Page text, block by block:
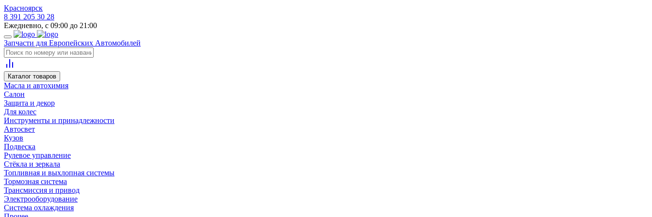
Красноярск
8 391 205 30 28
Ежедневно, с 09:00 до 21:00
Запчасти для Европейских Автомобилей
Каталог товаров
Масла и автохимия
Салон
Защита и декор
Для колес
Инструменты и принадлежности
Автосвет
Кузов
Подвеска
Рулевое управление
Стёкла и зеркала
Топливная и выхлопная системы
Тормозная система
Трансмиссия и привод
Электрооборудование
Система охлаждения